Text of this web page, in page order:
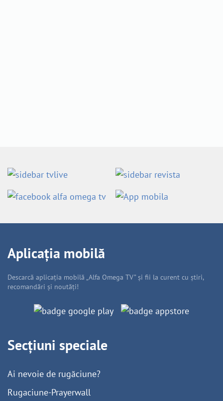
Aplicația mobilă
Descarcă aplicația mobilă „Alfa Omega TV” și fii la curent cu știri,
recomandări și noutăți!
Secțiuni speciale
Ai nevoie de rugăciune?
Rugaciune-Prayerwall